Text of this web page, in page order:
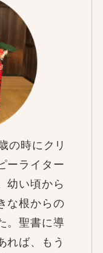
の時にクリ
ーライター
幼い頃から
な根からの
。聖書に導
れば、もう